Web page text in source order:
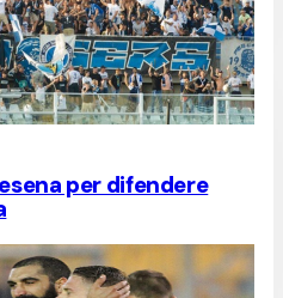
per difendere